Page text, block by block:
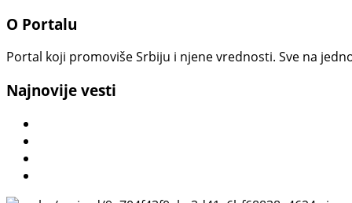
O Portalu
Portal koji promoviše Srbiju i njene vrednosti. Sve na
Najnovije vesti